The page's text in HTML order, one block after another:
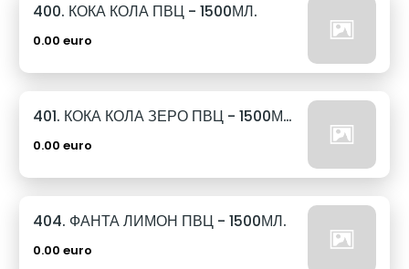
400. КОКА КОЛА ПВЦ - 1500МЛ.
0.00 euro
401. КОКА КОЛА ЗЕРО ПВЦ - 1500МЛ.
0.00 euro
404. ФАНТА ЛИМОН ПВЦ - 1500МЛ.
0.00 euro